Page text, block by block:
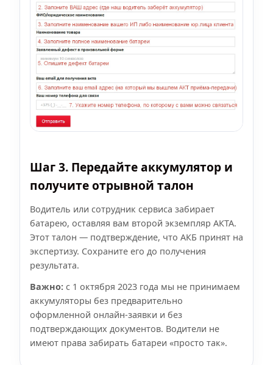
Шаг 3. Передайте аккумулятор и
получите отрывной талон
Водитель или сотрудник сервиса забирает
батарею, оставляя вам второй экземпляр АКТА.
Этот талон — подтверждение, что АКБ принят на
экспертизу. Сохраните его до получения
результата.
Важно: с 1 октября 2023 года мы не принимаем
аккумуляторы без предварительно
оформленной онлайн‑заявки и без
подтверждающих документов. Водители не
имеют права забирать батареи «просто так».